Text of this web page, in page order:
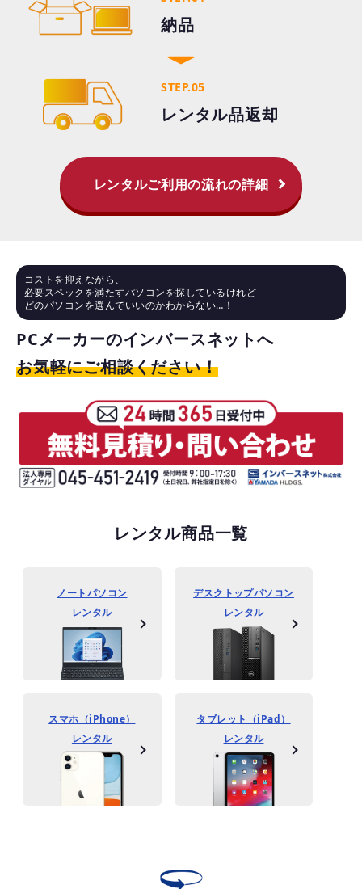
納品
STEP.05
レンタル品返却
レンタルご利用の流れの詳細
コストを抑えながら、
必要スペックを満たすパソコンを探しているけれど
どのパソコンを選んでいいのかわからない…！
PCメーカーのインバースネットへ
お気軽にご相談ください！
レンタル商品一覧
ノートパソコン
レンタル
デスクトップパソコン
レンタル
スマホ（iPhone）
レンタル
タブレット（iPad）
レンタル